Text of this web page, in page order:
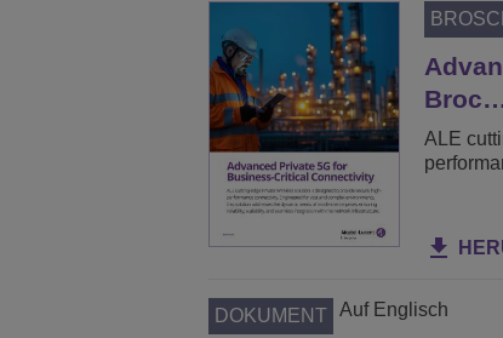
ALE
DOKUMENT Auf Englisch